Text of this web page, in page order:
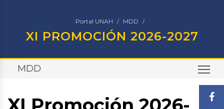
Portal UNAH MDD
XI PROMOCIÓN 2026-2027
MDD